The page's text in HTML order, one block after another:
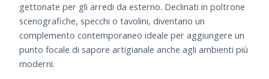
gettonate per gli arredi da esterno. Declinati in poltrone
scenografiche, specchi o tavolini, diventano un
complemento contemporaneo ideale per aggiungere un
punto focale di sapore artigianale anche agli ambienti più
moderni.